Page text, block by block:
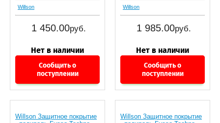
Willson
1 450.00руб.
Сообщить о
поступлении
Willson
1 985.00руб.
Сообщить о
поступлении
Willson Защитное покрытие
Willson Защитное покрытие